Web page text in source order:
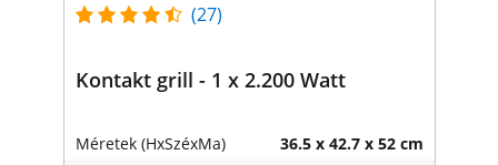
(27)
Kontakt grill - 1 x 2.200 Watt
Méretek (HxSzéxMa) 36.5 x 42.7 x 52 cm